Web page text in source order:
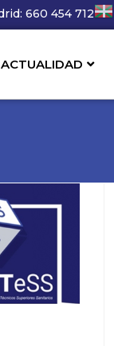
660 454 712
ACTUALIDAD